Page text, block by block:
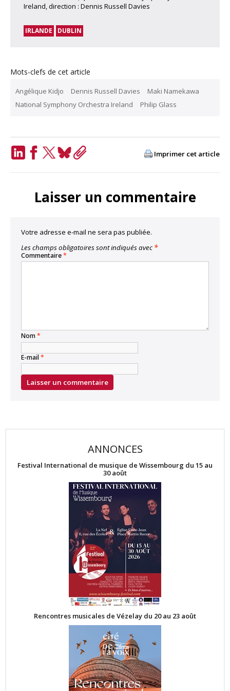
Ireland, direction : Dennis Russell Davies
IRLANDE DUBLIN
Mots-clefs de cet article
Angélique Kidjo Dennis Russell Davies
Maki Namekawa
National Symphony Orchestra Ireland
Philip Glass
Imprimer cet article
Laisser un commentaire
Votre adresse e-mail ne sera pas publiée.
Les champs obligatoires sont indiqués avec *
Commentaire*
Nom*
E-mail*
ANNONCES
Festival International de musique de Wissembourg du 15 au
30 août
Rencontres musicales de Vézelay du 20 au 23 août